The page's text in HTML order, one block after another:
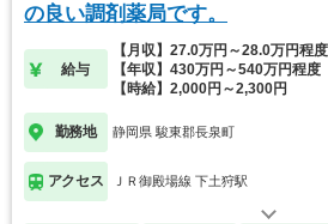
の良い調剤薬局です。
給与
【月収】27.0万円～28.0万円程
【年収】430万円～540万円程度
【時給】2,000円～2,300円
勤務地 静岡県 駿東郡長泉町
アクセス ＪＲ御殿場線 下土狩駅